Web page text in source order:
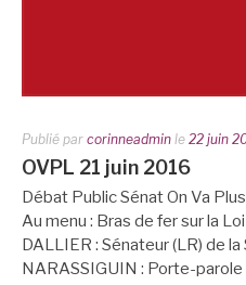
Publié par corinneadmin le 22 juin
OVPL 21 juin 2016
Débat Public Sénat On Va
Au menu : Bras de fer sur la
DALLIER : Sénateur (LR) de
NARASSIGUIN : Porte-